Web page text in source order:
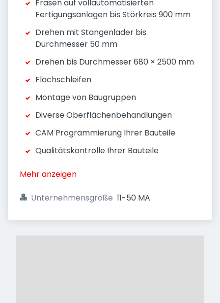
Fräsen auf vollautomatisierten
Fertigungsanlagen bis Störkreis 900 mm
Drehen mit Stangenlader bis
Durchmesser 50 mm
Drehen bis Durchmesser 680 × 2500 mm
Flachschleifen
Montage von Baugruppen
Diverse Oberflächenbehandlungen
CAM Programmierung Ihrer Bauteile
Qualitätskontrolle Ihrer Bauteile
Mehr anzeigen
Unternehmensgröße 11-50 MA